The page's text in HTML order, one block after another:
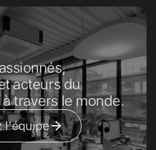
acteurs du
travers le monde.
l'équipe